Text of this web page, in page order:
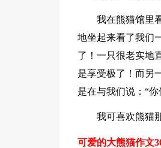
我在熊猫馆里
地坐起来看了我们
了！一只很老实地
是享受极了！而另
是在与我们说：“
我可喜欢熊猫
可爱的大熊猫作文